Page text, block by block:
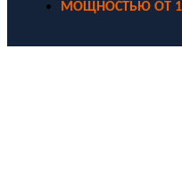
МОЩНОСТЬЮ ОТ